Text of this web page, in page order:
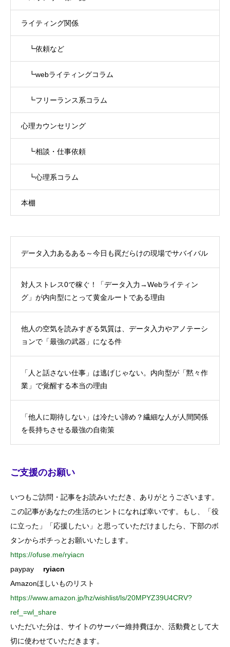
ライティング関係
┗依頼など
┗webライティングコラム
┗フリーランス系コラム
心理カウンセリング
┗相談・仕事依頼
┗心理系コラム
本棚
データ入力あるある～今日も罠だらけの現場でサバイバル
対人ストレス0で稼ぐ！「データ入力→Webライティン
グ」が内向型にとって黄金ルートである理由
他人の空気を読みすぎる気質は、データ入力やアノテーシ
ョンで「最強の武器」になる件
「人と話さない仕事」は逃げじゃない。内向型が「黙々作
業」で覚醒する本当の理由
「他人に期待しない」は冷たい諦め？繊細な人が人間関係
を長持ちさせる最強の自衛策
ご支援のお願い
いつもご訪問・記事をお読みいただき、ありがとうございます。
この記事があなたの生活のヒントになれば幸いです。もし、「役
に立った」「応援したい」と思っていただけましたら、下部のボ
タンからポチっとお願いいたします。
https://ofuse.me/ryiacn
paypay ryiacn
Amazonほしいものリスト
https://www.amazon.jp/hz/wishlist/ls/20MPYZ39U4CRV?
ref_=wl_share
いただいた分は、サイトのサーバー維持費ほか、活動費として大
切に使わせていただきます。